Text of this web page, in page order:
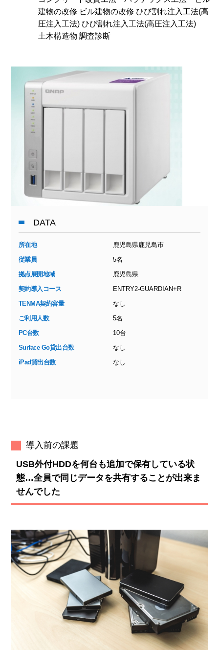
建物の改修 ビル建物の改修 ひび割れ注入工法(高
圧注入工法) ひび割れ注入工法(高圧注入工法)
土木構造物 調査診断
DATA
所在地
鹿児島県鹿児島市
従業員
5名
拠点展開地域
鹿児島県
契約導入コース
ENTRY2-GUARDIAN+R
TENMA契約容量
なし
ご利用人数
5名
PC台数
10台
Surface Go貸出台数
なし
iPad貸出台数
なし
導入前の課題
USB外付HDDを何台も追加で保有している状
態…全員で同じデータを共有することが出来ま
せんでした